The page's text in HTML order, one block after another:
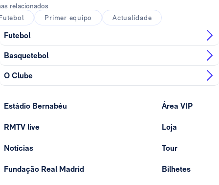
relacionados
Primer equipo Actualidade
Futebol
Basquetebol
O Clube
Estádio Bernabéu
RMTV live
Notícias
Fundação Real Madrid
Área VIP
Loja
Tour
Bilhetes